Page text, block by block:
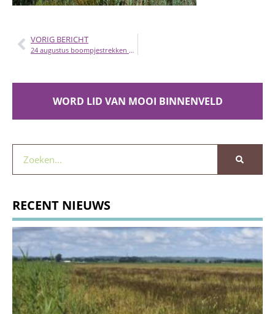
VORIG BERICHT
24 augustus boompjestrekken bij de Coöperatie BH
WORD LID VAN MOOI BINNENVELD
RECENT NIEUWS